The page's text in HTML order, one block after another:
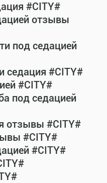
#CITY#
отзывы
под седацией
седация #CITY#
#CITY#
под седацией
отзывы #CITY#
#CITY#
#CITY#